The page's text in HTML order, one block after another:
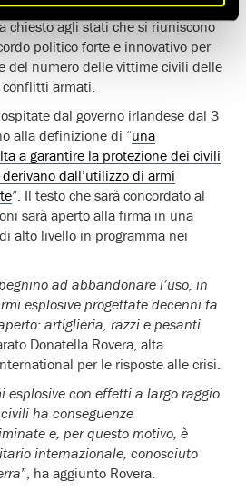
chiesto agli stati che si riuniscono
politico forte e innovativo per
del numero delle vittime civili delle
armati.
dal governo irlandese dal 3
alla definizione di “una
a garantire la protezione dei civili
dall’utilizzo di armi
”. Il testo che sarà concordato al
sarà aperto alla firma in una
alto livello in programma nei
ad abbandonare l’uso, in
esplosive progettate decenni fa
artiglieria, razzi e pesanti
Donatella Rovera, alta
per le risposte alle crisi.
esplosive con effetti a largo raggio
ha conseguenze
e, per questo motivo, è
internazionale, conosciuto
”, ha aggiunto Rovera.